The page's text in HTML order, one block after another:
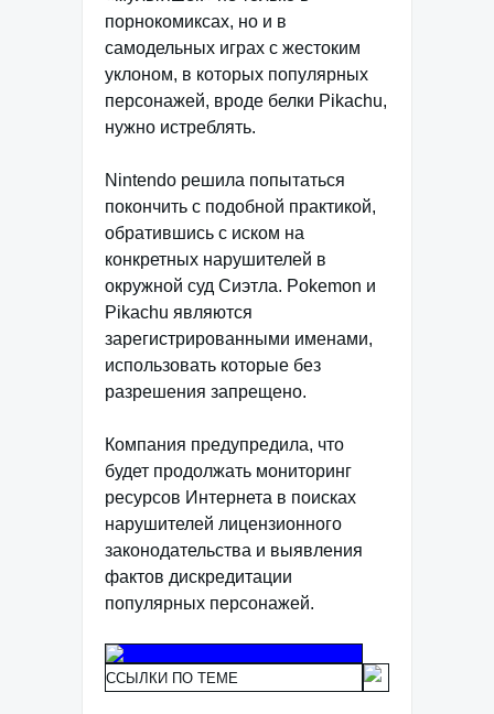
порнокомиксах, но и в
самодельных играх с жестоким
уклоном, в которых популярных
персонажей, вроде белки Pikachu,
нужно истреблять.
Nintendo решила попытаться
покончить с подобной практикой,
обратившись с иском на
конкретных нарушителей в
окружной суд Сиэтла. Pokemon и
Pikachu являются
зарегистрированными именами,
использовать которые без
разрешения запрещено.
Компания предупредила, что
будет продолжать мониторинг
ресурсов Интернета в поисках
нарушителей лицензионного
законодательства и выявления
фактов дискредитации
популярных персонажей.
ССЫЛКИ ПО ТЕМЕ